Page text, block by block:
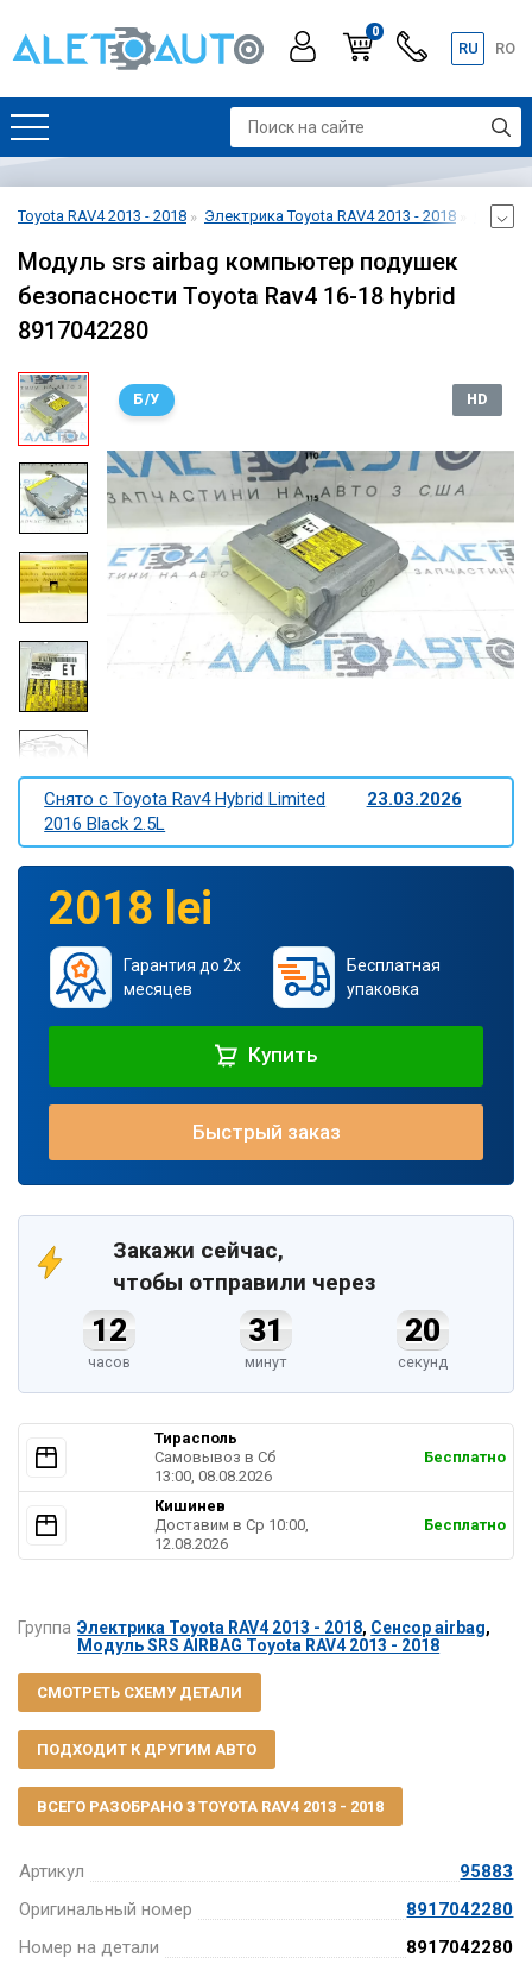
0
RU RO
Toyota RAV4 2013 - 2018 Электрика Toyota RAV4 2013 - 2018
Модуль srs airbag компьютер подушек
безопасности Toyota Rav4 16-18 hybrid
8917042280
Б/У HD
Артикул
95883
Оригинальный номер
8917042280
Номер на детали
8917042280
Снято c Toyota Rav4 Hybrid Limited
2016 Black 2.5L
23.03.2026
2018 lei
Гарантия до 2х
месяцев
Бесплатная
упаковка
Купить
Быстрый заказ
Закажи сейчас,
чтобы отправили через
12
часов
31
минут
19
секунд
Тирасполь
Самовывоз в Cб
13:00, 08.08.2026
Бесплатно
Кишинев
Доставим в Ср 10:00,
12.08.2026
Бесплатно
Группа Электрика Toyota RAV4 2013 - 2018, Сенсор airbag,
Модуль SRS AIRBAG Toyota RAV4 2013 - 2018
СМОТРЕТЬ СХЕМУ ДЕТАЛИ
ПОДХОДИТ К ДРУГИМ АВТО
ВСЕГО РАЗОБРАНО 3 TOYOTA RAV4 2013 - 2018